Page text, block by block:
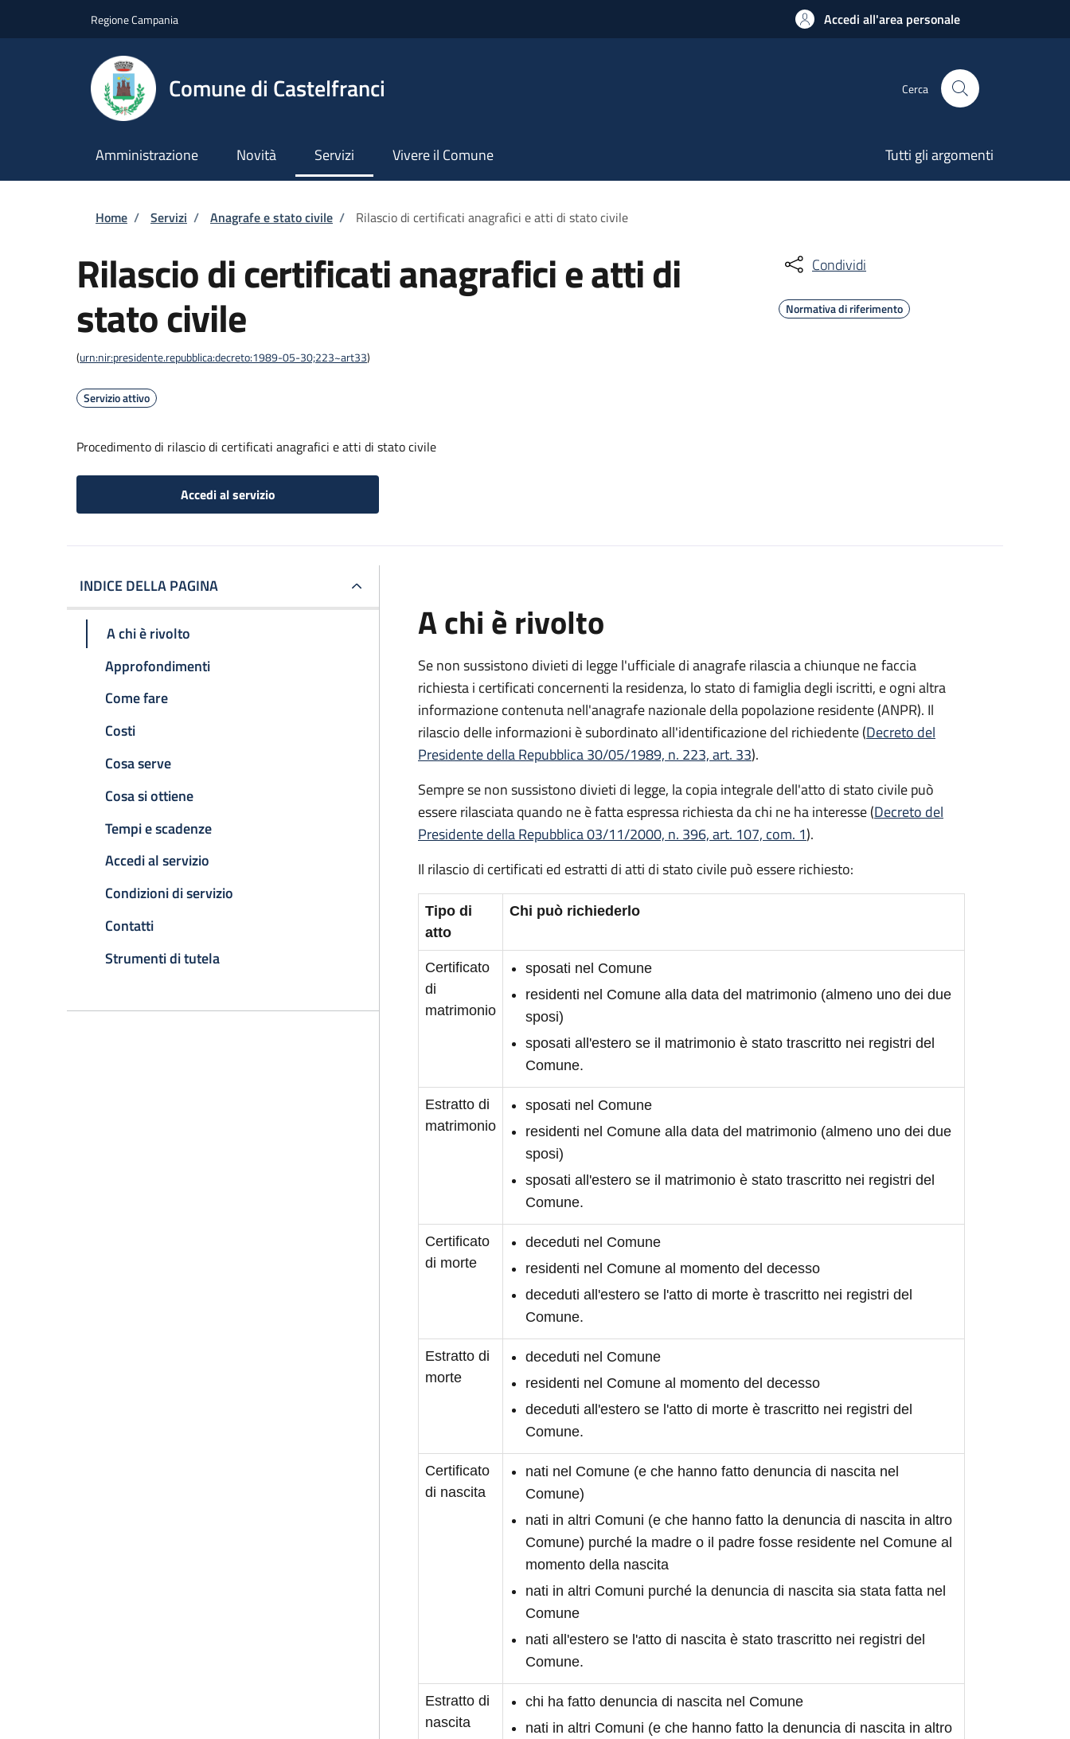
Regione Campania Accedi all'area personale
Comune di Castelfranci Cerca
Amministrazione Novità Servizi Vivere il Comune Tutti gli argomenti
Briciole di pane
Home / Servizi / Anagrafe e stato civile / Rilascio di certificati anagrafici e atti di stato civile
Rilascio di certificati anagrafici e atti di
stato civile
(urn:nir:presidente.repubblica:decreto:1989-05-30;223~art33)
Servizio attivo
Procedimento di rilascio di certificati anagrafici e atti di stato civile
Accedi al servizio
Condividi
Normativa di riferimento
INDICE DELLA PAGINA
A chi è rivolto
Approfondimenti
Come fare
Costi
Cosa serve
Cosa si ottiene
Tempi e scadenze
Accedi al servizio
Condizioni di servizio
Contatti
Strumenti di tutela
A chi è rivolto
Se non sussistono divieti di legge l'ufficiale di anagrafe rilascia a chiunque ne faccia
richiesta i certificati concernenti la residenza, lo stato di famiglia degli iscritti, e ogni altra
informazione contenuta nell'anagrafe nazionale della popolazione residente (ANPR). Il
rilascio delle informazioni è subordinato all'identificazione del richiedente (Decreto del
Presidente della Repubblica 30/05/1989, n. 223, art. 33).
Sempre se non sussistono divieti di legge, la copia integrale dell'atto di stato civile può
essere rilasciata quando ne è fatta espressa richiesta da chi ne ha interesse (Decreto del
Presidente della Repubblica 03/11/2000, n. 396, art. 107, com. 1).
Il rilascio di certificati ed estratti di atti di stato civile può essere richiesto:
Tipo di
atto
Chi può richiederlo
Certificato
di
matrimonio
sposati nel Comune
residenti nel Comune alla data del matrimonio (almeno uno dei due
sposi)
sposati all'estero se il matrimonio è stato trascritto nei registri del
Comune.
Estratto di
matrimonio
sposati nel Comune
residenti nel Comune alla data del matrimonio (almeno uno dei due
sposi)
sposati all'estero se il matrimonio è stato trascritto nei registri del
Comune.
Certificato
di morte
deceduti nel Comune
residenti nel Comune al momento del decesso
deceduti all'estero se l'atto di morte è trascritto nei registri del
Comune.
Estratto di
morte
deceduti nel Comune
residenti nel Comune al momento del decesso
deceduti all'estero se l'atto di morte è trascritto nei registri del
Comune.
Certificato
di nascita
nati nel Comune (e che hanno fatto denuncia di nascita nel
Comune)
nati in altri Comuni (e che hanno fatto la denuncia di nascita in altro
Comune) purché la madre o il padre fosse residente nel Comune al
momento della nascita
nati in altri Comuni purché la denuncia di nascita sia stata fatta nel
Comune
nati all'estero se l'atto di nascita è stato trascritto nei registri del
Comune.
Estratto di
nascita
chi ha fatto denuncia di nascita nel Comune
nati in altri Comuni (e che hanno fatto la denuncia di nascita in altro